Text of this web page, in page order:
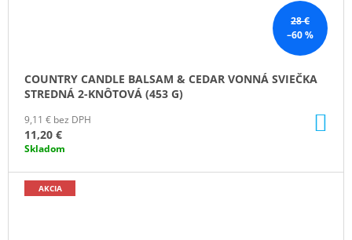
28 €
–60 %
COUNTRY CANDLE BALSAM & CEDAR VONNÁ SVIEČKA
STREDNÁ 2-KNÔTOVÁ (453 G)
9,11 € bez DPH
11,20 €
Skladom
AKCIA